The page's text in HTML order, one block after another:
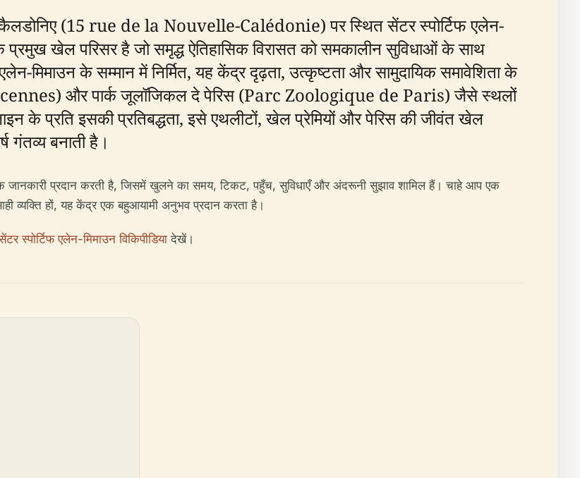
(15 rue de la Nouvelle-Calédonie) पर स्थित सेंटर स्पोर्टिफ एलेन-
खेल परिसर है जो समृद्ध ऐतिहासिक विरासत को समकालीन सुविधाओं के साथ
मिमाउन के सम्मान में निर्मित, यह केंद्र दृढ़ता, उत्कृष्टता और सामुदायिक समावेशिता के
और पार्क जूलॉजिकल दे पेरिस (Parc Zoologique de Paris) जैसे स्थलों
के प्रति इसकी प्रतिबद्धता, इसे एथलीटों, खेल प्रेमियों और पेरिस की जीवंत खेल
बनाती है।
जानकारी प्रदान करती है, जिसमें खुलने का समय, टिकट, पहुँच, सुविधाएँ और अंदरूनी सुझाव शामिल हैं। चाहे आप एक
व्यक्ति हों, यह केंद्र एक बहुआयामी अनुभव प्रदान करता है।
स्पोर्टिफ एलेन-मिमाउन विकिपीडियादेखें।